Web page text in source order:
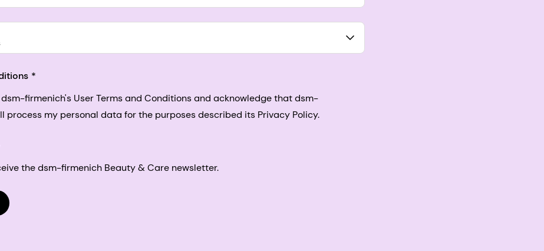
firmenich's User Terms and Conditions and acknowledge that dsm-
process my personal data for the purposes described its Privacy Policy.
the dsm-firmenich Beauty & Care newsletter.